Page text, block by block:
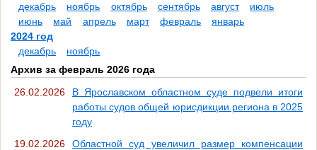
декабрь
ноябрь октябрь сентябрь август
июль
июнь
май апрель март февраль
январь
2024 год
декабрь
ноябрь
Архив за февраль 2026 года
26.02.2026
В Ярославском областном суде подвели итоги
работы судов общей юрисдикции региона в 2025
году
19.02.2026
Областной суд увеличил размер компенсации